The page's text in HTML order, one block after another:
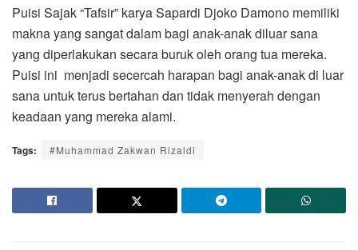
Puisi Sajak “Tafsir” karya Sapardi Djoko Damono memiliki
makna yang sangat dalam bagi anak-anak diluar sana
yang diperlakukan secara buruk oleh orang tua mereka.
Puisi ini menjadi secercah harapan bagi anak-anak di luar
sana untuk terus bertahan dan tidak menyerah dengan
keadaan yang mereka alami.
Tags: #Muhammad Zakwan Rizaldi